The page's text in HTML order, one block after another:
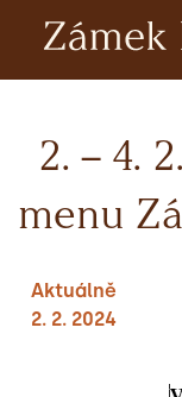
2. – 4.
menu
Aktuálně
2. 2. 2024